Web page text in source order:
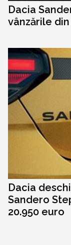
Dacia
vânzările
Dacia
Sandero
20.950 euro